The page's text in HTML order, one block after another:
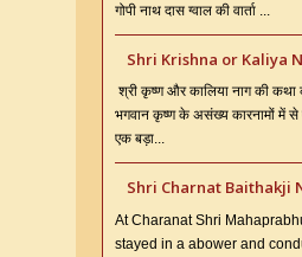
गोपी नाथ दास ग्वाल की वार्ता ...
Shri Krishna or Kaliya
श्री कृष्ण और कालिया नाग की कथा
भगवान कृष्ण के असंख्य कारनामों में से
एक बड़ा...
Shri Charnat Baithakji
At Charanat Shri
stayed in a abower and